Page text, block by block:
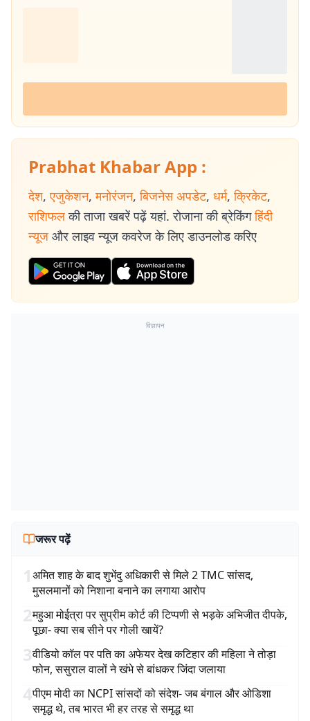
Prabhat Khabar App :
देश, एजुकेशन, मनोरंजन, बिजनेस अपडेट, धर्म, क्रिकेट,
राशिफल की ताजा खबरें पढ़ें यहां. रोजाना की ब्रेकिंग हिंदी
न्यूज और लाइव न्यूज कवरेज के लिए डाउनलोड करिए
विज्ञापन
जरूर पढ़ें
1अमित शाह के बाद शुभेंदु अधिकारी से मिले 2 TMC सांसद,
मुसलमानों को निशाना बनाने का लगाया आरोप
2महुआ मोईत्रा पर सुप्रीम कोर्ट की टिप्पणी से भड़के अभिजीत दीपके,
पूछा- क्या सब सीने पर गोली खायें?
3वीडियो कॉल पर पति का अफेयर देख कटिहार की महिला ने तोड़ा
फोन, ससुराल वालों ने खंभे से बांधकर जिंदा जलाया
4पीएम मोदी का NCPI सांसदों को संदेश- जब बंगाल और ओडिशा
समृद्ध थे, तब भारत भी हर तरह से समृद्ध था